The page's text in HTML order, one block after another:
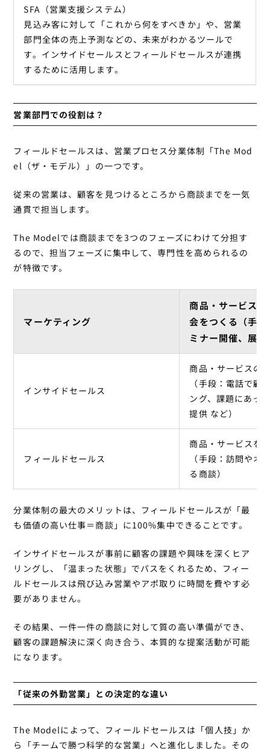
SFA（営業支援システム）
見込み客に対して「これから何をすべきか」や、営業
部門全体の売上予測などの、未来がわかるツールで
す。インサイドセールスとフィールドセールスが連携
するために活用します。
営業部門での役割は？
フィールドセールスは、営業プロセス分業体制「The Mod
el（ザ・モデル）」の一つです。
従来の営業は、顧客を見つけるところから商談までを一気
通貫で担当します。
The Modelでは商談までを3つのフェーズにわけて分担す
るので、担当フェーズに集中して、専門性を高められるの
が特徴です。
マーケティング
商品・サービス
会をつくる（手
ミナー開催、展
インサイドセールス
商品・サービスの
（手段：電話で顧
ング、課題にあっ
提供 など）
フィールドセールス
商品・サービスを
（手段：訪問やオ
る商談）
分業体制の最大のメリットは、フィールドセールスが「最
も価値の高い仕事＝商談」に100%集中できることです。
インサイドセールスが事前に顧客の課題や興味を深くヒア
リングし、「温まった状態」でパスをくれるため、フィー
ルドセールスは飛び込み営業やアポ取りに時間を費やす必
要がありません。
その結果、一件一件の商談に対して質の高い準備ができ、
顧客の課題解決に深く向き合う、本質的な提案活動が可能
になります。
「従来の外勤営業」との決定的な違い
The Modelによって、フィールドセールスは「個人技」か
ら「チームで勝つ科学的な営業」へと進化しました。その